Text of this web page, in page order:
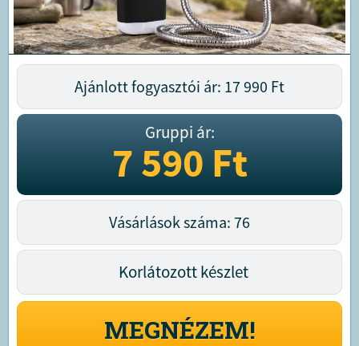
Ajánlott fogyasztói ár: 17 990 Ft
Gruppi ár:
7 590Ft
Vásárlások száma: 76
Korlátozott készlet
MEGNÉZEM!